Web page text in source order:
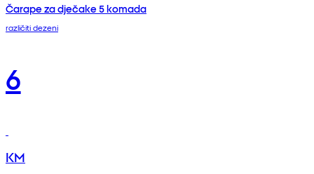
Čarape za dječake 5 komada
različiti dezeni
6
KM